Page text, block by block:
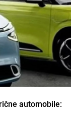
automobile: